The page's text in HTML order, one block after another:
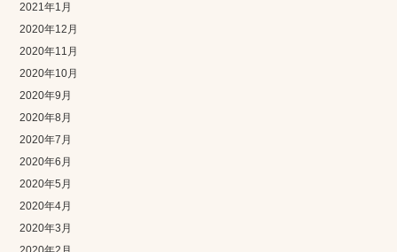
2021年1月
2020年12月
2020年11月
2020年10月
2020年9月
2020年8月
2020年7月
2020年6月
2020年5月
2020年4月
2020年3月